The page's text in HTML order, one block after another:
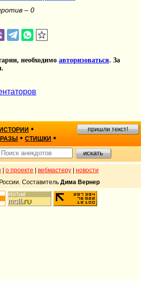
– 0
необходимо авторизоваться. За
ИСТОРИИ •
• СТИШКИ •
пришли текст!
о проекте вебмастеру
новости
Составитель Дима Вернер